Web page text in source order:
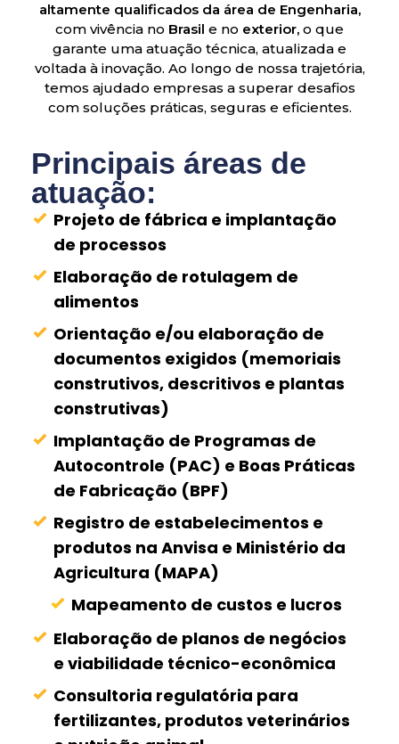
altamente qualificados da área de Engenharia,
com vivência no Brasil e no exterior, o que
garante uma atuação técnica, atualizada e
voltada à inovação. Ao longo de nossa trajetória,
temos ajudado empresas a superar desafios
com soluções práticas, seguras e eficientes.
Principais áreas de
atuação:
Projeto de fábrica e implantação
de processos
Elaboração de rotulagem de
alimentos
Orientação e/ou elaboração de
documentos exigidos (memoriais
construtivos, descritivos e plantas
construtivas)
Implantação de Programas de
Autocontrole (PAC) e Boas Práticas
de Fabricação (BPF)
Registro de estabelecimentos e
produtos na Anvisa e Ministério da
Agricultura (MAPA)
Mapeamento de custos e lucros
Elaboração de planos de negócios
e viabilidade técnico-econômica
Consultoria regulatória para
fertilizantes, produtos veterinários